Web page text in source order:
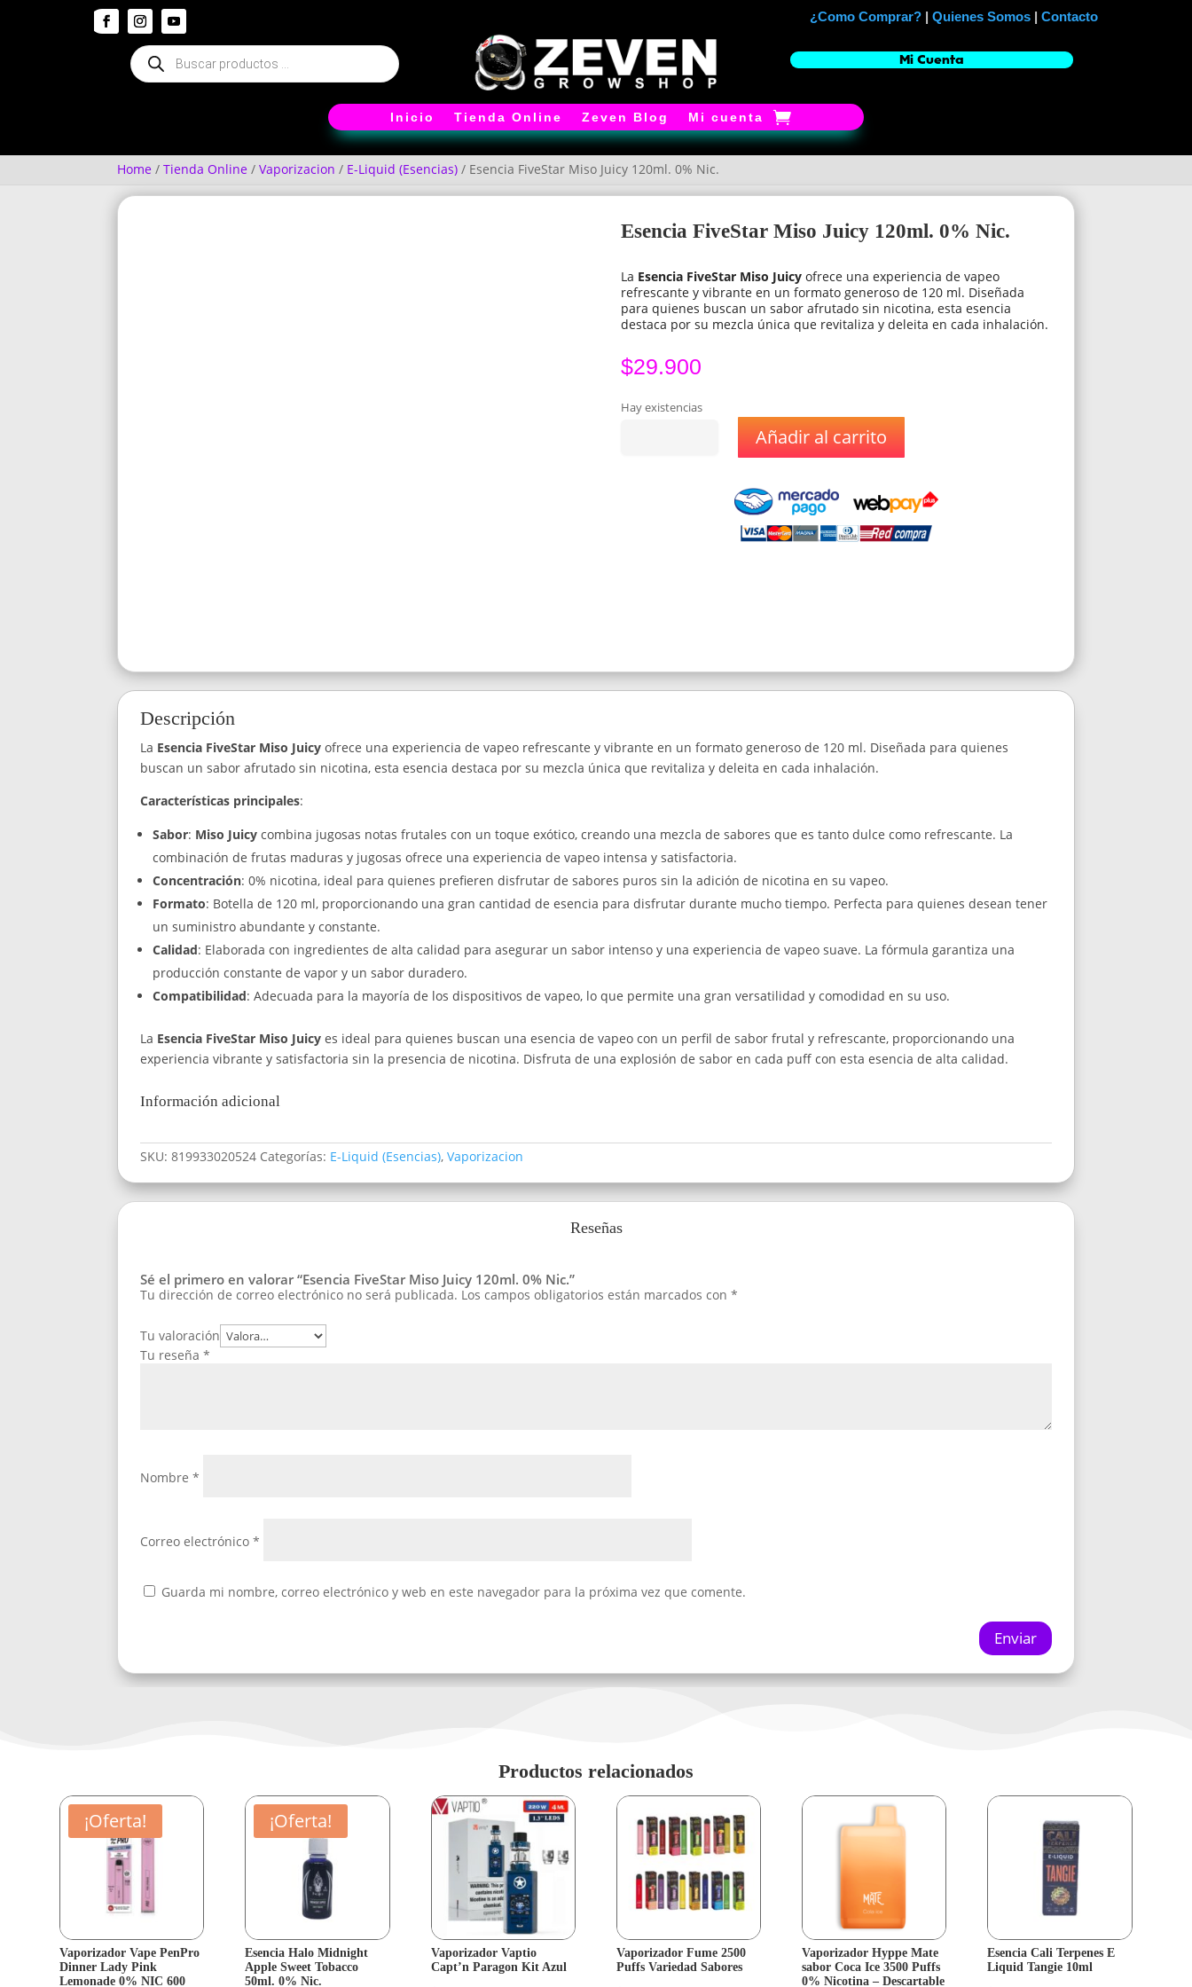
¿Como Comprar? |Quienes Somos |Contacto
Búsqueda
de
productos
Mi Cuenta
Inicio Tienda Online Zeven Blog Mi cuenta
Home / Tienda Online / Vaporizacion / E-Liquid (Esencias) / Esencia FiveStar Miso Juicy 120ml. 0% Nic.
Esencia FiveStar Miso Juicy 120ml. 0% Nic.
La Esencia FiveStar Miso Juicy ofrece una experiencia de vapeo
refrescante y vibrante en un formato generoso de 120 ml. Diseñada
para quienes buscan un sabor afrutado sin nicotina, esta esencia
destaca por su mezcla única que revitaliza y deleita en cada inhalación.
$29.900
Hay existencias
Añadir al carrito
Descripción
La Esencia FiveStar Miso Juicy ofrece una experiencia de vapeo refrescante y vibrante en un formato generoso de 120 ml. Diseñada para quienes
buscan un sabor afrutado sin nicotina, esta esencia destaca por su mezcla única que revitaliza y deleita en cada inhalación.
Características principales:
Sabor: Miso Juicy combina jugosas notas frutales con un toque exótico, creando una mezcla de sabores que es tanto dulce como refrescante. La
combinación de frutas maduras y jugosas ofrece una experiencia de vapeo intensa y satisfactoria.
Concentración: 0% nicotina, ideal para quienes prefieren disfrutar de sabores puros sin la adición de nicotina en su vapeo.
Formato: Botella de 120 ml, proporcionando una gran cantidad de esencia para disfrutar durante mucho tiempo. Perfecta para quienes desean tener
un suministro abundante y constante.
Calidad: Elaborada con ingredientes de alta calidad para asegurar un sabor intenso y una experiencia de vapeo suave. La fórmula garantiza una
producción constante de vapor y un sabor duradero.
Compatibilidad: Adecuada para la mayoría de los dispositivos de vapeo, lo que permite una gran versatilidad y comodidad en su uso.
La Esencia FiveStar Miso Juicy es ideal para quienes buscan una esencia de vapeo con un perfil de sabor frutal y refrescante, proporcionando una
experiencia vibrante y satisfactoria sin la presencia de nicotina. Disfruta de una explosión de sabor en cada puff con esta esencia de alta calidad.
Información adicional
SKU: 819933020524 Categorías: E-Liquid (Esencias), Vaporizacion
Reseñas
Sé el primero en valorar “Esencia FiveStar Miso Juicy 120ml. 0% Nic.”
Tu dirección de correo electrónico no será publicada. Los campos obligatorios están marcados con *
Tu valoración
Tu reseña *
Nombre *
Correo electrónico *
Guarda mi nombre, correo electrónico y web en este navegador para la próxima vez que comente.
Enviar
Productos relacionados
¡Oferta!
Vaporizador Vape PenPro
Dinner Lady Pink
Lemonade 0% NIC 600
¡Oferta!
Esencia Halo Midnight
Apple Sweet Tobacco
50ml. 0% Nic.
Vaporizador Vaptio
Capt’n Paragon Kit Azul
Vaporizador Fume 2500
Puffs Variedad Sabores
Vaporizador Hyppe Mate
sabor Coca Ice 3500 Puffs
0% Nicotina – Descartable
Esencia Cali Terpenes E
Liquid Tangie 10ml